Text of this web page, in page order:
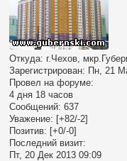
Откуда: г.Чехов,
Зарегистрирован: Пн, 21
Провел на форуме:
4 дня 18 часов
Сообщений: 637
Уважение: [+82/-2]
Позитив: [+0/-0]
Последний визит:
Пт, 20 Дек 2013 09:09